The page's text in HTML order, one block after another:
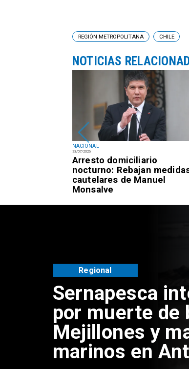
NACIONAL
23/07/2026
Arresto domiciliario
nocturno: Rebajan
cautelares de Manuel
Monsalve
REGIÓN METROPOLITANA CHILE
NOTICIAS
Sernapesca
por muerte de
Mejillones y
marinos en
Regional